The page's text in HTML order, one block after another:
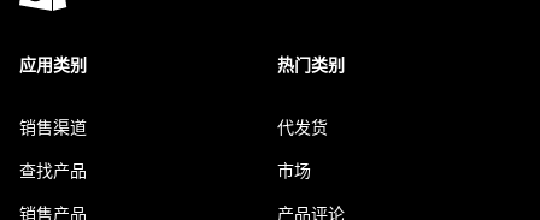
应用类别
销售渠道
查找产品
销售产品
热门类别
代发货
市场
产品评论